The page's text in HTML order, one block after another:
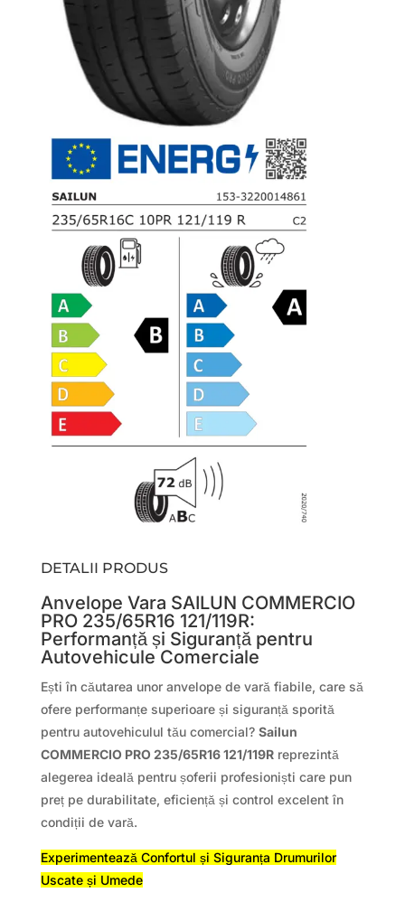
DETALII PRODUS
Anvelope Vara SAILUN COMMERCIO
PRO 235/65R16 121/119R:
Performanță și Siguranță pentru
Autovehicule Comerciale
Ești în căutarea unor anvelope de vară fiabile, care să
ofere performanțe superioare și siguranță sporită
pentru autovehiculul tău comercial? Sailun
COMMERCIO PRO 235/65R16 121/119Rreprezintă
alegerea ideală pentru șoferii profesioniști care pun
preț pe durabilitate, eficiență și control excelent în
condiții de vară.
Experimentează Confortul și Siguranța Drumurilor
Uscate și Umede